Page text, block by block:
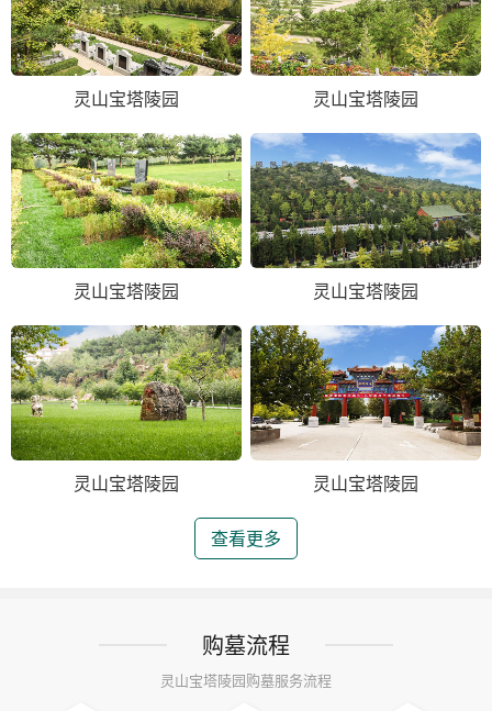
灵山宝塔陵园 灵山宝塔陵园
灵山宝塔陵园 灵山宝塔陵园
灵山宝塔陵园 灵山宝塔陵园
查看更多
购墓流程
灵山宝塔陵园购墓服务流程